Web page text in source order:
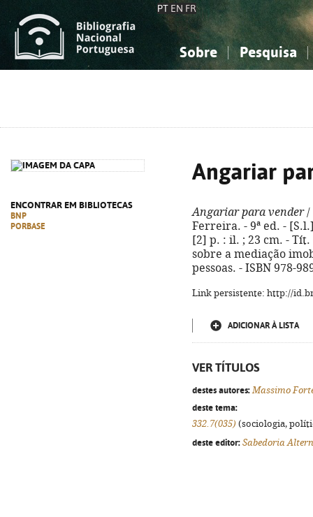
PT EN FR
Sobre Pesquisa
ENCONTRAR EM BIBLIOTECAS
BNP
PORBASE
Angariar
Angariar para vender/
Ferreira. - 9ª ed. -
[2] p. : il. ; 23 cm. -
sobre a mediação
pessoas. - ISBN 978-
Link persistente: http://
ADICIONAR À LISTA
VER TÍTULOS
destes autores: Massimo
deste tema:
332.7(035) (sociologia,
deste editor: Sabedoria